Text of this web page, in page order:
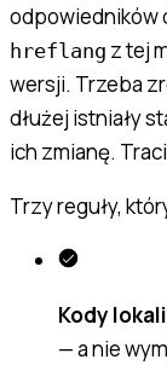
odpowiedników
hreflang z tej
wersji. Trzeba
dłużej istniały
ich zmianę.
Trzy reguły,
Kody
— a nie